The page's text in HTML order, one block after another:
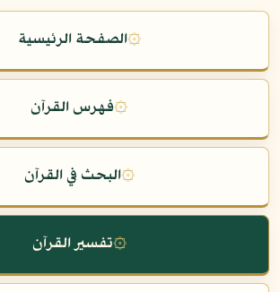
۞الصفحة الرئيسية
۞فهرس القرآن
۞البحث في القرآن
۞تفسير القرآن